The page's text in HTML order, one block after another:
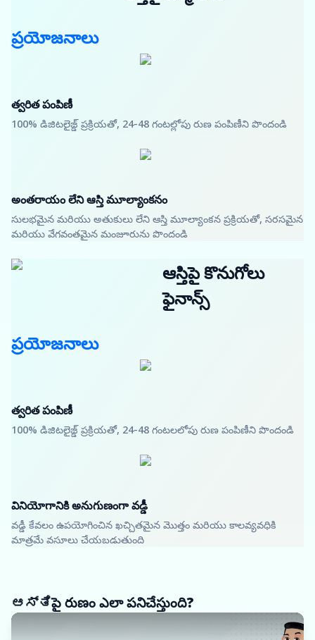
ప్రయోజనాలు
త్వరిత పంపిణీ
100% డిజిటలైజ్డ్ ప్రక్రియతో, 24-48 గంటల్లోపు రుణ పంపిణీని పొందండి
అంతరాయం లేని ఆస్తి మూల్యాంకనం
సులభమైన మరియు అతుకులు లేని ఆస్తి మూల్యాంకన ప్రక్రియతో, సరసమైన
మరియు వేగవంతమైన మంజూరును పొందండి
ఆస్తిపై కొనుగోలు
ఫైనాన్స్
ప్రయోజనాలు
త్వరిత పంపిణీ
100% డిజిటలైజ్డ్ ప్రక్రియతో, 24-48 గంటలలోపు రుణ పంపిణీని పొందండి
వినియోగానికి అనుగుణంగా వడ్డీ
వడ్డీ కేవలం ఉపయోగించిన ఖచ్చితమైన మొత్తం మరియు కాలవ్యవధికి
మాత్రమే వసూలు చేయబడుతుంది
ಆಸ್ತಿపై రుణం ఎలా పనిచేస్తుంది?